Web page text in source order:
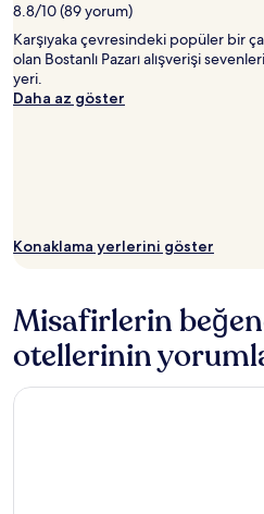
8.8/10 (89 yorum)
Karşıyaka çevresindeki popüler bir
olan Bostanlı Pazarı alışverişi
yeri.
Daha az göster
Konaklama yerlerini göster
Misafirlerin
otellerinin
ibis İzmir Alsancak